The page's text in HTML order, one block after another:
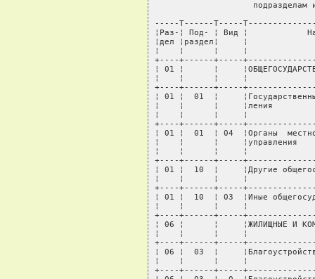
подразделам
-----T------T-----
¦Раз-¦ Под- ¦ Вид ¦
¦дел ¦раздел¦     ¦
¦    ¦      ¦     ¦
+----+------+-----
¦ 01 ¦      ¦
¦    ¦      ¦     ¦
+----+------+-----
¦ 01 ¦  01  ¦
¦    ¦      ¦     ¦ления
¦    ¦      ¦     ¦
+----+------+-----
¦ 01 ¦  01  ¦ 04  ¦Органы
¦    ¦      ¦
¦    ¦      ¦     ¦
+----+------+-----
¦ 01 ¦  10  ¦     ¦Другие
¦    ¦      ¦     ¦
+----+------+-----
¦ 01 ¦  10  ¦ 03  ¦Иные
¦    ¦      ¦     ¦
+----+------+-----
¦ 06 ¦      ¦     ¦ЖИЛИЩНЫЕ И
¦    ¦      ¦     ¦
+----+------+-----
¦ 06 ¦  03  ¦
¦    ¦      ¦     ¦
+----+------+-----